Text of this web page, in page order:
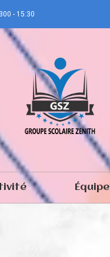
- 15:30
Équipe